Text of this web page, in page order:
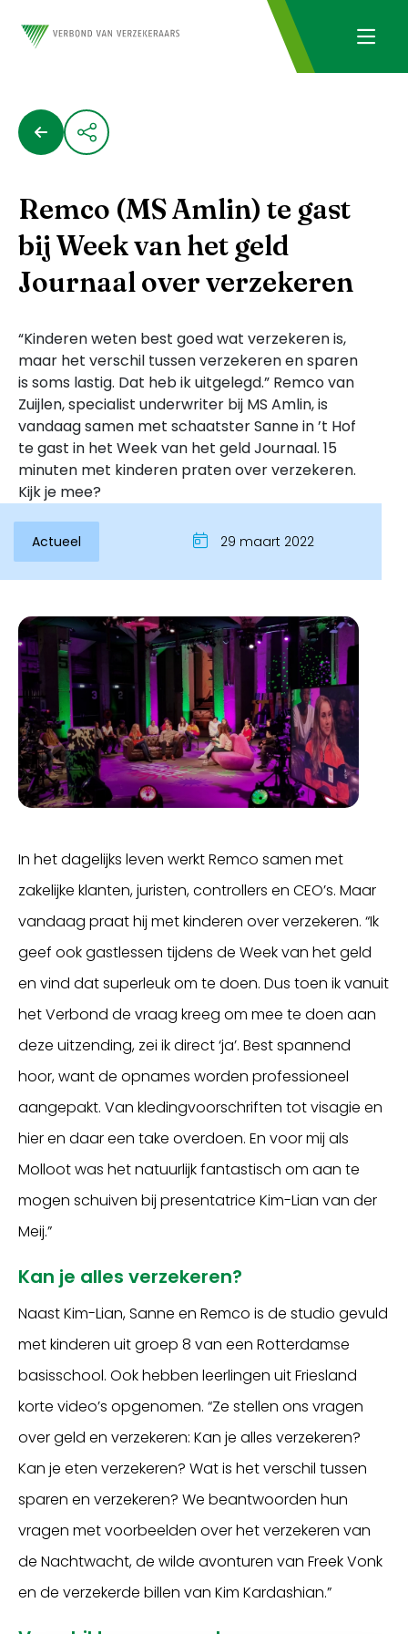
Inloggen
Remco (MS Amlin) te gast
bij Week van het geld
Journaal over verzekeren
“Kinderen weten best goed wat verzekeren is,
maar het verschil tussen verzekeren en sparen
is soms lastig. Dat heb ik uitgelegd.” Remco van
Zuijlen, specialist underwriter bij MS Amlin, is
vandaag samen met schaatster Sanne in ’t Hof
te gast in het Week van het geld Journaal. 15
minuten met kinderen praten over verzekeren.
Kijk je mee?
Actueel 29 maart 2022
In het dagelijks leven werkt Remco samen met
zakelijke klanten, juristen, controllers en CEO’s. Maar
vandaag praat hij met kinderen over verzekeren. “Ik
geef ook gastlessen tijdens de Week van het geld
en vind dat superleuk om te doen. Dus toen ik vanuit
het Verbond de vraag kreeg om mee te doen aan
deze uitzending, zei ik direct ‘ja’. Best spannend
hoor, want de opnames worden professioneel
aangepakt. Van kledingvoorschriften tot visagie en
hier en daar een take overdoen. En voor mij als
Molloot was het natuurlijk fantastisch om aan te
mogen schuiven bij presentatrice Kim-Lian van der
Meij.”
Kan je alles verzekeren?
Naast Kim-Lian, Sanne en Remco is de studio gevuld
met kinderen uit groep 8 van een Rotterdamse
basisschool. Ook hebben leerlingen uit Friesland
korte video’s opgenomen. “Ze stellen ons vragen
over geld en verzekeren: Kan je alles verzekeren?
Kan je eten verzekeren? Wat is het verschil tussen
sparen en verzekeren? We beantwoorden hun
vragen met voorbeelden over het verzekeren van
de Nachtwacht, de wilde avonturen van Freek Vonk
en de verzekerde billen van Kim Kardashian.”